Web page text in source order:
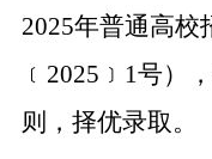
2025年普通高校
﹝2025﹞1号）
则，择优录取。